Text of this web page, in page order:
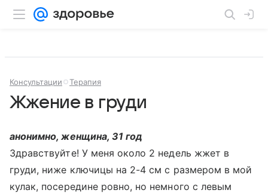
Консультации Терапия
Жжение в груди
анонимно, женщина, 31 год
Здравствуйте! У меня около 2 недель жжет в
груди, ниже ключицы на 2-4 см с размером в мой
кулак, посередине ровно, но немного с левым